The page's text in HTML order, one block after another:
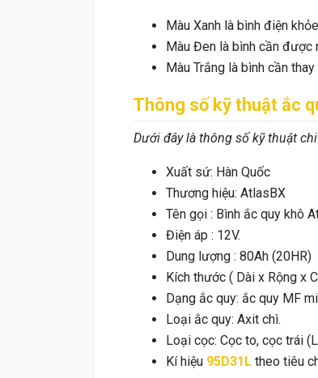
Màu Xanh là bình điện
Màu Đen là bình cần được
Màu Trắng là bình cần thay
Thông số kỹ thuật ắc
Dưới đây là thông số kỹ thuật
Xuất sứ: Hàn Quốc
Thương hiệu: AtlasBX
Tên gọi : Bình ắc quy khô
Điện áp : 12V.
Dung lượng : 80Ah (20HR)
Kích thước ( Dài x Rộng x
Dạng ắc quy: ắc quy MF
Loại ắc quy: Axit chì.
Loại cọc: Cọc to, cọc trái
Kí hiệu 95D31L theo tiêu